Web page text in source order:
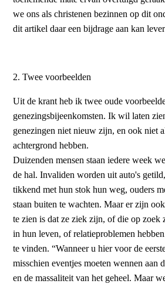
we ons als christenen bezinnen op dit
dit artikel daar een bijdrage aan kan
2. Twee voorbeelden
Uit de krant heb ik twee oude
genezingsbijeenkomsten. Ik wil laten
genezingen niet nieuw zijn, en ook niet
achtergrond hebben.
Duizenden mensen staan iedere week
de hal. Invaliden worden uit auto's
tikkend met hun stok hun weg, ouders
staan buiten te wachten. Maar er zijn
te zien is dat ze ziek zijn, of die op zoek
in hun leven, of relatieproblemen
te vinden. “Wanneer u hier voor de
misschien eventjes moeten wennen aan
en de massaliteit van het geheel. Maar